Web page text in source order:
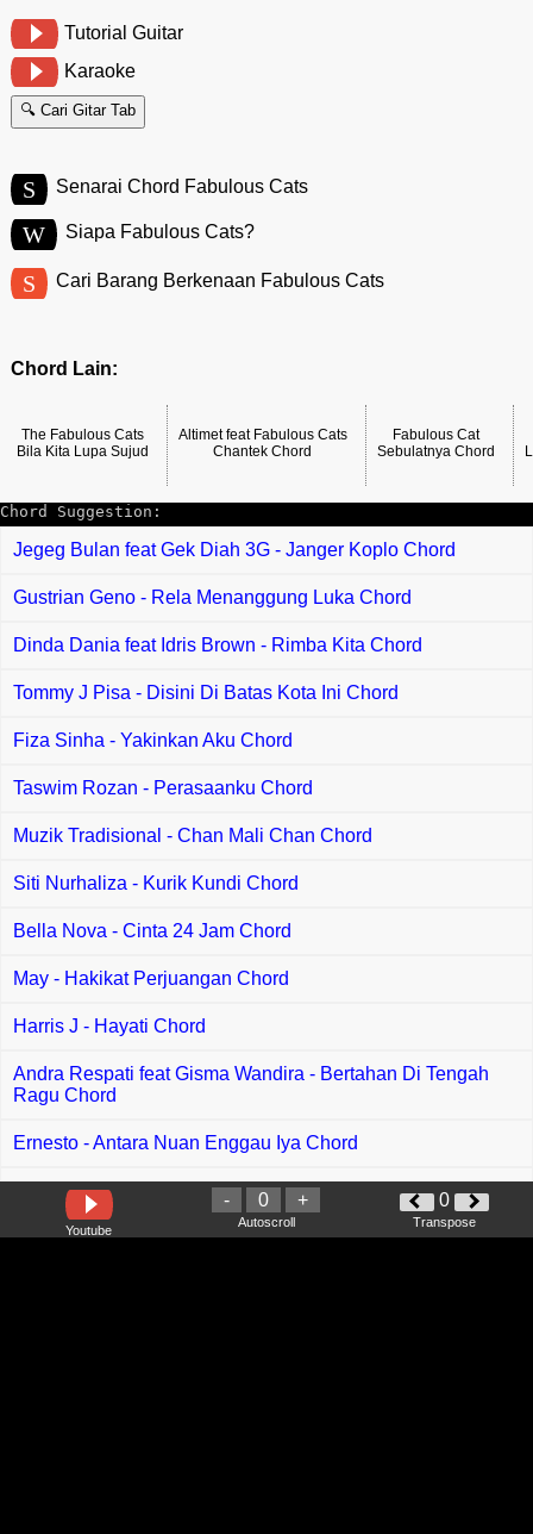
Tutorial Guitar
Karaoke
🔍 Cari Gitar Tab
S Senarai Chord Fabulous Cats
W Siapa Fabulous Cats?
S Cari Barang Berkenaan Fabulous Cats
Chord Lain:
The Fabulous Cats
Bila Kita Lupa Sujud
Altimet feat Fabulous Cats
Chantek Chord
Fabulous Cat
Sebulatnya Chord
Chord Suggestion:
Jegeg Bulan feat Gek Diah 3G - Janger Koplo Chord
Gustrian Geno - Rela Menanggung Luka Chord
Dinda Dania feat Idris Brown - Rimba Kita Chord
Tommy J Pisa - Disini Di Batas Kota Ini Chord
Fiza Sinha - Yakinkan Aku Chord
Taswim Rozan - Perasaanku Chord
Muzik Tradisional - Chan Mali Chan Chord
Siti Nurhaliza - Kurik Kundi Chord
Bella Nova - Cinta 24 Jam Chord
May - Hakikat Perjuangan Chord
Harris J - Hayati Chord
Andra Respati feat Gisma Wandira - Bertahan Di Tengah
Ragu Chord
Ernesto - Antara Nuan Enggau Iya Chord
Douglas Igai - Ibu Enda Nerima Chord
Baby Shima X Mimpi - PaP PaP Chord
Youtube
- 0 +
Autoscroll
0
Transpose